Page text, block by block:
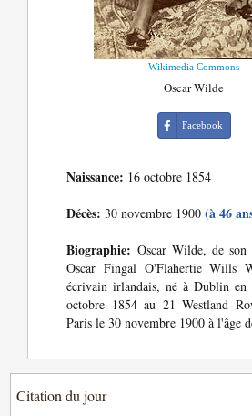
Wikimedia Commons
Oscar Wilde
Facebook
Naissance: 16 octobre 1854
Décès: 30 novembre 1900(à 46
Biographie: Oscar Wilde, de
Oscar Fingal O'Flahertie Wills
écrivain irlandais, né à Dublin
octobre 1854 au 21 Westland
Paris le 30 novembre 1900 à l'âge
Citation du jour